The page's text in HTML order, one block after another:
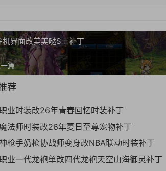
机界面改美美哒S士补丁
篇
荐
业时装改26年青春回忆时装补丁
法师时装改26年夏日至尊宠物补丁
枪手奶枪协战师变身改NBA联动时装补丁
业一代龙袍单改四代龙袍天空山海御灵补丁